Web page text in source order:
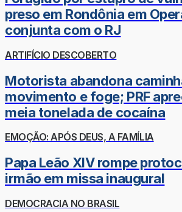
preso em Rondônia em
conjunta com o RJ
ARTIFÍCIO DESCOBERTO
Motorista abandona
movimento e foge; PRF
meia tonelada de cocaína
EMOÇÃO: APÓS DEUS, A FAMÍLIA
Papa Leão XIV rompe
irmão em missa inaugural
DEMOCRACIA NO BRASIL